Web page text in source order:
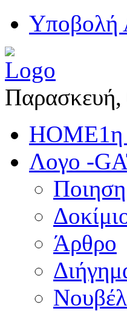
Yποβολή
Παρασκευή,
HOME
Λογο -
Ποιηση
Άρθρο